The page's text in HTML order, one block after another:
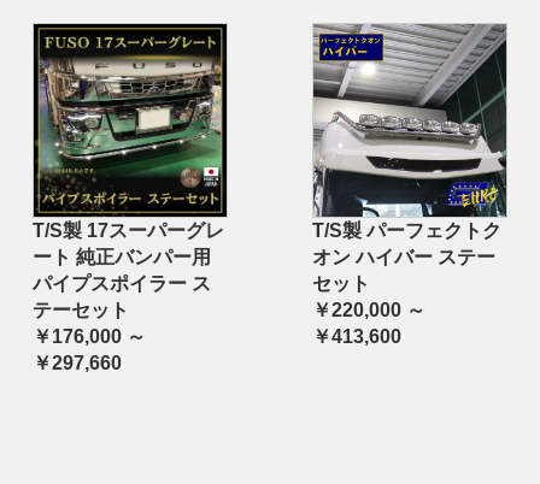
T/S製 17スーパーグレ
ート 純正バンパー用
パイプスポイラー ス
テーセット
￥176,000 ～
￥297,660
T/S製 パーフェクトク
オン ハイバー ステー
セット
￥220,000 ～
￥413,600